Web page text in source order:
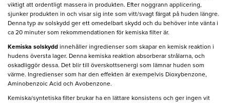
viktigt att ordentligt massera in produkten. Efter noggrann applicering,
sjunker produkten in och visar sig inte som vitt/svagt färgat på huden längre.
Denna typ av solskydd ger ett omedelbart skydd och du behöver inte vänta i
ca 20 minuter som rekommendationen för kemiska filter är.
Kemiska solskydd innehåller ingredienser som skapar en kemisk reaktion i
hudens översta lager. Denna kemiska reaktion absorberar strålarna, och
oskadliggör dessa. Det blir till överskottsenergi som lämnar huden som
värme. Ingredienser som har den effekten är exempelvis Dioxybenzone,
Aminobenzoic Acid och Avobenzone.
Kemiska/syntetiska filter brukar ha en lättare konsistens och ger ingen vit